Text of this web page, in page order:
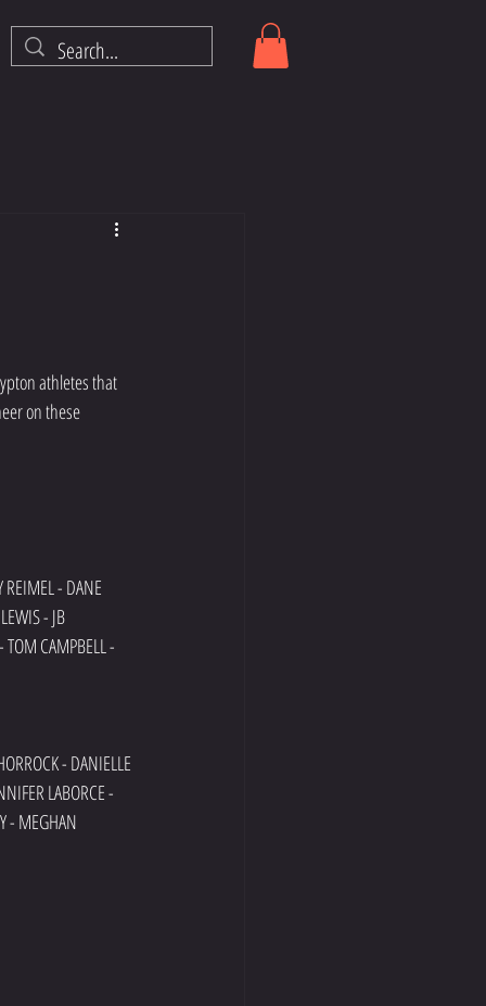
athletes that
on these
REIMEL - DANE
- JB
TOM CAMPBELL -
- DANIELLE
LABORCE -
- MEGHAN